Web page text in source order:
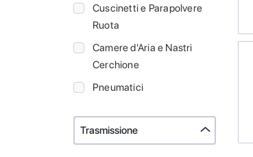
Cuscinetti e Parapolvere
Ruota
Camere d'Aria e Nastri
Cerchione
Pneumatici
Trasmissione